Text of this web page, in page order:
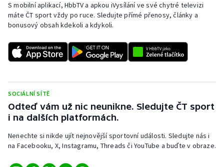
S mobilní aplikací, HbbTV a apkou iVysílání ve své chytré televizi
máte ČT sport vždy po ruce. Sledujte přímé přenosy, články a
bonusový obsah kdekoli a kdykoli.
SOCIÁLNÍ SÍTĚ
Odteď vám už nic neunikne. Sledujte ČT sport
i na dalších platformách.
Nenechte si nikde ujít nejnovější sportovní události. Sledujte nás i
na Facebooku, X, Instagramu, Threads či YouTube a buďte v obraze.